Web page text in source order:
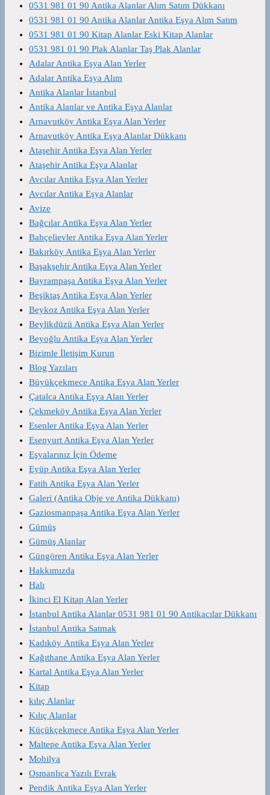
0531 981 01 90 Antika Alanlar Alım Satım Dükkanı
0531 981 01 90 Antika Alanlar Antika Eşya Alım Satım
0531 981 01 90 Kitap Alanlar Eski Kitap Alanlar
0531 981 01 90 Plak Alanlar Taş Plak Alanlar
Adalar Antika Eşya Alan Yerler
Adalar Antika Eşya Alım
Antika Alanlar İstanbul
Antika Alanlar ve Antika Eşya Alanlar
Arnavutköy Antika Eşya Alan Yerler
Arnavutköy Antika Eşya Alanlar Dükkanı
Ataşehir Antika Eşya Alan Yerler
Ataşehir Antika Eşya Alanlar
Avcılar Antika Eşya Alan Yerler
Avcılar Antika Eşya Alanlar
Avize
Bağcılar Antika Eşya Alan Yerler
Bahçelievler Antika Eşya Alan Yerler
Bakırköy Antika Eşya Alan Yerler
Başakşehir Antika Eşya Alan Yerler
Bayrampaşa Antika Eşya Alan Yerler
Beşiktaş Antika Eşya Alan Yerler
Beykoz Antika Eşya Alan Yerler
Beylikdüzü Antika Eşya Alan Yerler
Beyoğlu Antika Eşya Alan Yerler
Bizimle İletişim Kurun
Blog Yazıları
Büyükçekmece Antika Eşya Alan Yerler
Çatalca Antika Eşya Alan Yerler
Çekmeköy Antika Eşya Alan Yerler
Esenler Antika Eşya Alan Yerler
Esenyurt Antika Eşya Alan Yerler
Eşyalarınız İçin Ödeme
Eyüp Antika Eşya Alan Yerler
Fatih Antika Eşya Alan Yerler
Galeri (Antika Obje ve Antika Dükkanı)
Gaziosmanpaşa Antika Eşya Alan Yerler
Gümüş
Gümüş Alanlar
Güngören Antika Eşya Alan Yerler
Hakkımızda
Halı
İkinci El Kitap Alan Yerler
İstanbul Antika Alanlar 0531 981 01 90 Antikacılar Dükkanı
İstanbul Antika Satmak
Kadıköy Antika Eşya Alan Yerler
Kağıthane Antika Eşya Alan Yerler
Kartal Antika Eşya Alan Yerler
Kitap
kılıç Alanlar
Kılıç Alanlar
Küçükçekmece Antika Eşya Alan Yerler
Maltepe Antika Eşya Alan Yerler
Mobilya
Osmanlıca Yazılı Evrak
Pendik Antika Eşya Alan Yerler